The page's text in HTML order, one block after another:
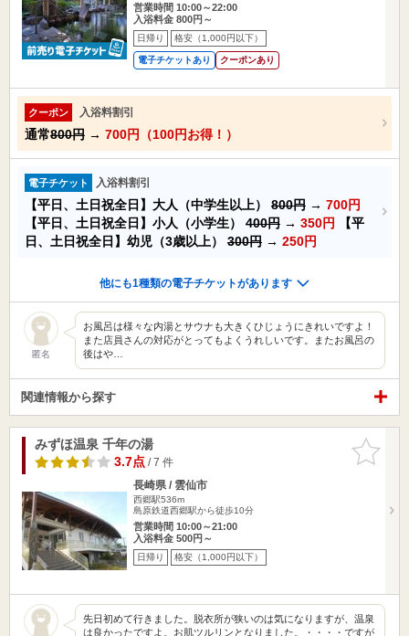
営業時間 10:00～22:00
入浴料金 800円～
日帰り 格安（1,000円以下）
電子チケットあり クーポンあり
クーポン 入浴料割引
通常800円 → 700円（100円お得！）
電子チケット 入浴料割引
【平日、土日祝全日】大人（中学生以上） 800円 → 700円
【平日、土日祝全日】小人（小学生） 400円 → 350円
【平
日、土日祝全日】幼児（3歳以上） 300円 → 250円
他にも1種類の電子チケットがあります
匿名
お風呂は様々な内湯とサウナも大きくひじょうにきれいですよ！
また店員さんの対応がとってもよくうれしいです。またお風呂の
後はや…
関連情報から探す
お気に入
りに追加
みずほ温泉 千年の湯
3.7点/ 7 件
長崎県 / 雲仙市
西郷駅536m
島原鉄道西郷駅から徒歩10分
営業時間 10:00～21:00
入浴料金 500円～
日帰り 格安（1,000円以下）
先日初めて行きました。脱衣所が狭いのは気になりますが、温泉
は良かったですよ。お肌ツルリンとなりました。・・・・ですが